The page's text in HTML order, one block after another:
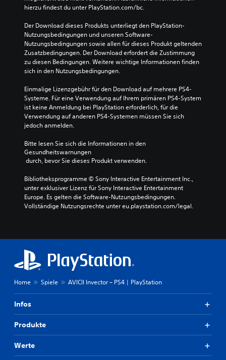
hierzu findest du unter PlayStation.com/bc.
Der Download dieses Produkts unterliegt den PlayStation-
Nutzungsbedingungen und unseren Software-
Nutzungsbedingungen sowie allen für dieses Produkt geltenden
Zusatzbedingungen. Der Download erfordert die Zustimmung
zu diesen Bedingungen. Weitere wichtige Informationen finden
sich in den Nutzungsbedingungen.
Einmalige Lizenzgebühr für den Download auf mehrere PS4-
Systeme. Für eine Verwendung auf Ihrem primären PS4-System
ist keine Anmeldung bei PlayStation erforderlich, für die
Verwendung auf anderen PS4-Systemen müssen Sie sich
jedoch anmelden.
Bitte lesen Sie sich die Informationen in den
Gesundheitswarnungen
durch, bevor Sie dieses Produkt verwenden.
Bibliotheksprogramme © Sony Interactive Entertainment Inc.,
unter exklusiver Lizenz für Sony Interactive Entertainment
Europe. Es gelten die Software-Nutzungsbedingungen.
Vollständige Nutzungsrechte unter eu.playstation.com/legal.
Home Spiele AVICII Invector – PS4 | PlayStation
Infos
Produkte
Werte